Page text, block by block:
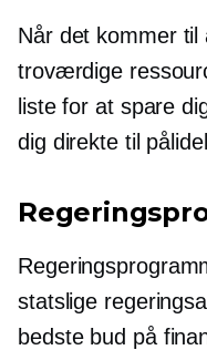
Når det kommer til
troværdige
liste for at spare
dig direkte til
statslige
bedste bud på